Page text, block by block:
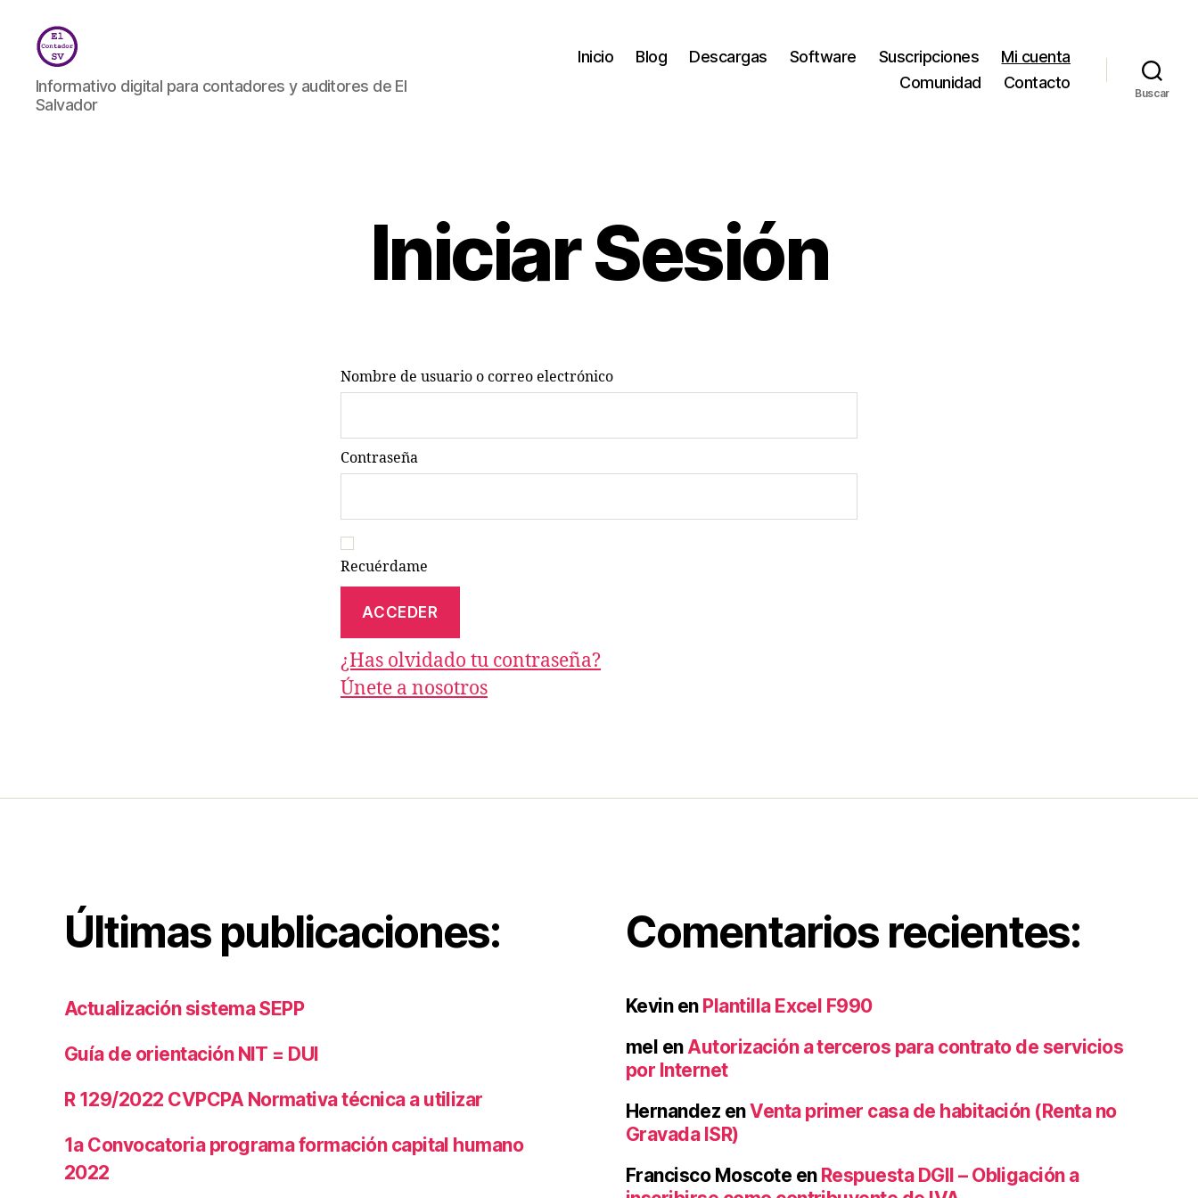
El
Contador
SV
Informativo digital para contadores y auditores de El
Salvador
Inicio Blog Descargas Software Suscripciones
Mi cuenta
Comunidad
Contacto
Buscar
Iniciar Sesión
Nombre de usuario o correo electrónico
Contraseña
Recuérdame
¿Has olvidado tu contraseña?
Únete a nosotros
Últimas publicaciones:
Actualización sistema SEPP
Guía de orientación NIT = DUI
R 129/2022 CVPCPA Normativa técnica a utilizar
1a Convocatoria programa formación capital humano
2022
Comentarios recientes:
Kevinen Plantilla Excel F990
mel en Autorización a terceros para contrato de servicios
por Internet
Hernandez enVenta primer casa de habitación (Renta no
Gravada ISR)
Francisco Moscote en Respuesta DGII – Obligación a